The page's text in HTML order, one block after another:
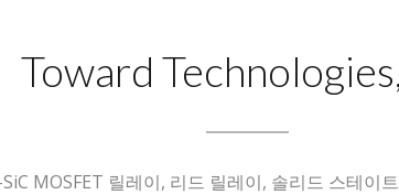
Toward
MOSFET 릴레이, 리드 릴레이, 솔리드 스테이